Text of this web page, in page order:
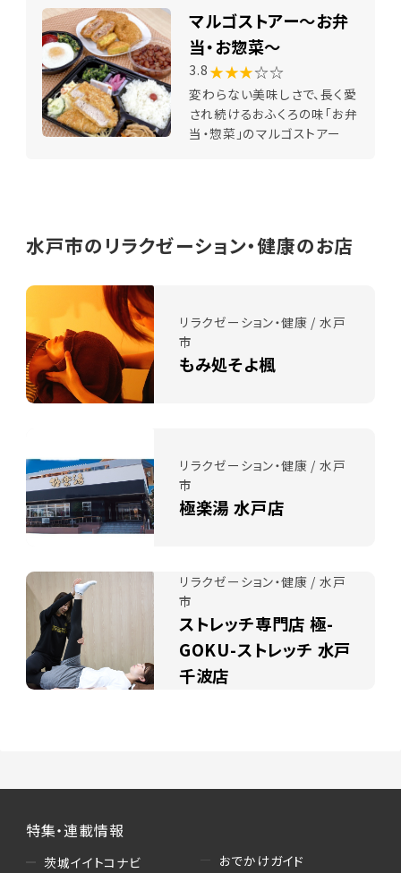
マルゴストアー～お弁
当・お惣菜～
3.8 ★★★☆☆
変わらない美味しさで、長く愛
され続けるおふくろの味「お弁
当・惣菜」のマルゴストアー
水戸市のリラクゼーション・健康のお店
リラクゼーション・健康 / 水戸
市
もみ処そよ楓
リラクゼーション・健康 / 水戸
市
極楽湯 水戸店
リラクゼーション・健康 / 水戸
市
ストレッチ専門店 極-
GOKU-ストレッチ 水戸
千波店
特集・連載情報
茨城イイトコナビ
おでかけガイド